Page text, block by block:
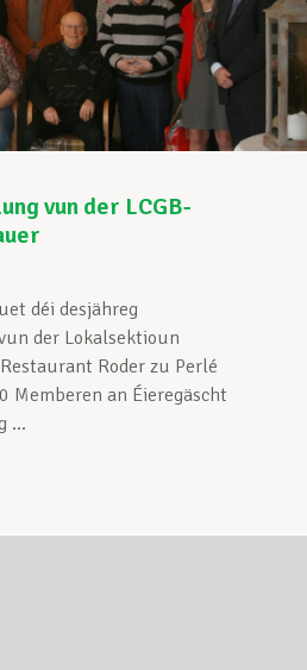
vun der LCGB-
déi desjähreg
der Lokalsektioun
Roder zu Perlé
Memberen an Éieregäscht
...